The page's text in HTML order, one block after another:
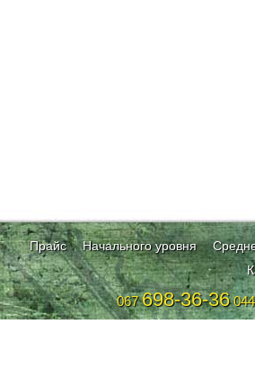
Прайс Начального уровня
067698-36-36